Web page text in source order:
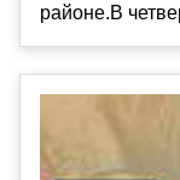
районе.В